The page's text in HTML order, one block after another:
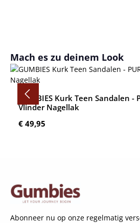
Productgalerij overslaan
Mach es zu deinem Look
GUMBIES Kurk Teen Sandalen -
Vlinder Nagellak
Normale prijs:
€ 49,95
Abonneer nu op onze regelmatig